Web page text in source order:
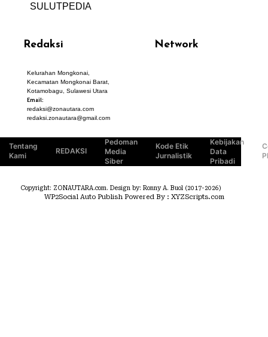
SULUTPEDIA
Redaksi
Kelurahan Mongkonai,
Kecamatan Mongkonai Barat,
Kotamobagu, Sulawesi Utara
Email:
redaksi@zonautara.com
redaksi.zonautara@gmail.com
Network
Tentang
Kami
REDAKSI
Pedoman
Media
Siber
Kode Etik
Jurnalistik
Kebijakan
Data
Pribadi
Copyright: ZONAUTARA.com. Design by: Ronny A. Buol (2017-2026)
WP2Social Auto Publish Powered By : XYZScripts.com